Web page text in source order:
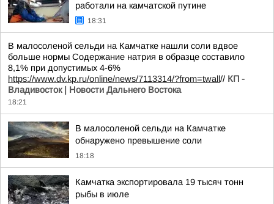
работали на камчатской путине
18:31
В малосоленой сельди на Камчатке нашли соли вдвое
больше нормы Содержание натрия в образце составило
8,1% при допустимых 4-6%
https://www.dv.kp.ru/online/news/7113314/?from=twall// КП -
Владивосток | Новости Дальнего Востока
18:21
В малосоленой сельди на Камчатке
обнаружено превышение соли
18:18
Камчатка экспортировала 19 тысяч тонн
рыбы в июле